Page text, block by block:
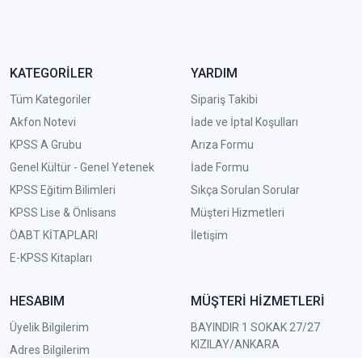
KATEGORİLER
Tüm Kategoriler
Akfon Notevi
KPSS A Grubu
Genel Kültür - Genel Yetenek
KPSS Eğitim Bilimleri
KPSS Lise & Önlisans
ÖABT KİTAPLARI
E-KPSS Kitapları
YARDIM
Sipariş Takibi
İade ve İptal Koşulları
Arıza Formu
İade Formu
Sıkça Sorulan Sorular
Müşteri Hizmetleri
İletişim
HESABIM
Üyelik Bilgilerim
Adres Bilgilerim
MÜŞTERİ HİZMETLERİ
BAYINDIR 1 SOKAK 27/27
KIZILAY/ANKARA